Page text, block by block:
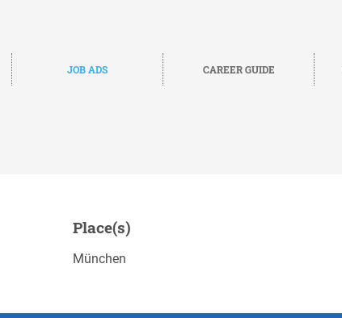
JOB ADS CAREER GUIDE
APPLY NOW
Place(s)
München